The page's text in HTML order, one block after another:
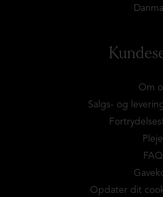
Om
Salgs- og
Pleje
FAQ
Opdater dit